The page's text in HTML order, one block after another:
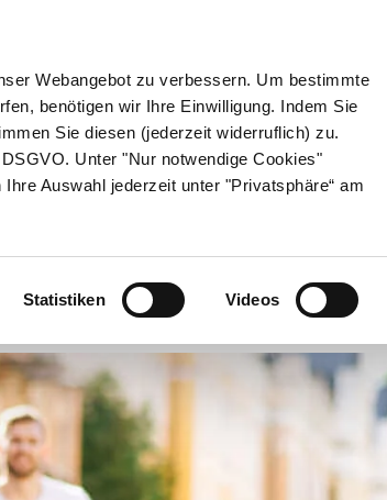
Webangebot zu verbessern. Um bestimmte
benötigen wir Ihre Einwilligung. Indem Sie
Sie diesen (jederzeit widerruflich) zu.
Unter "Nur notwendige Cookies"
Auswahl jederzeit unter "Privatsphäre“ am
Statistiken Videos
Eltern & Kind Gesund leben